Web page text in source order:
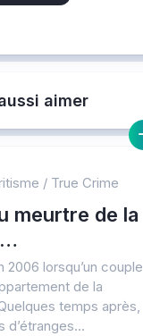
aimer
/ True Crime
meurtre de la
lorsqu’un couple
de la
temps après,
d’étranges...